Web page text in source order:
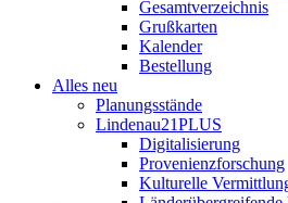
Gesamtverzeichnis
Grußkarten
Kalender
Bestellung
Alles neu
Planungsstände
Lindenau21PLUS
Digitalisierung
Provenienzforschung
Kulturelle